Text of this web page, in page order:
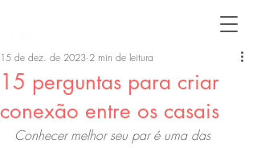
15 perguntas para criar
conexão entre os casais
15 de dez. de 2023 2 min de leitura
Conhecer melhor seu par é uma das